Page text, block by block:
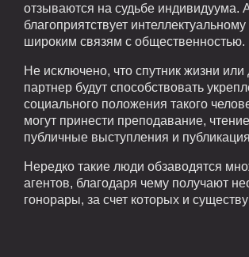
отзываются на судьбе индивидуума.
благоприятствует интеллектуальному
широким связям с общественностью.
Не исключено, что спутник жизни или
партнер будут способствовать
социального положения такого
могут принести преподавание,
публичные выступления и
Нередко такие люди обзаводятся
агентов, благодаря чему получают
гонорары, за счет которых и